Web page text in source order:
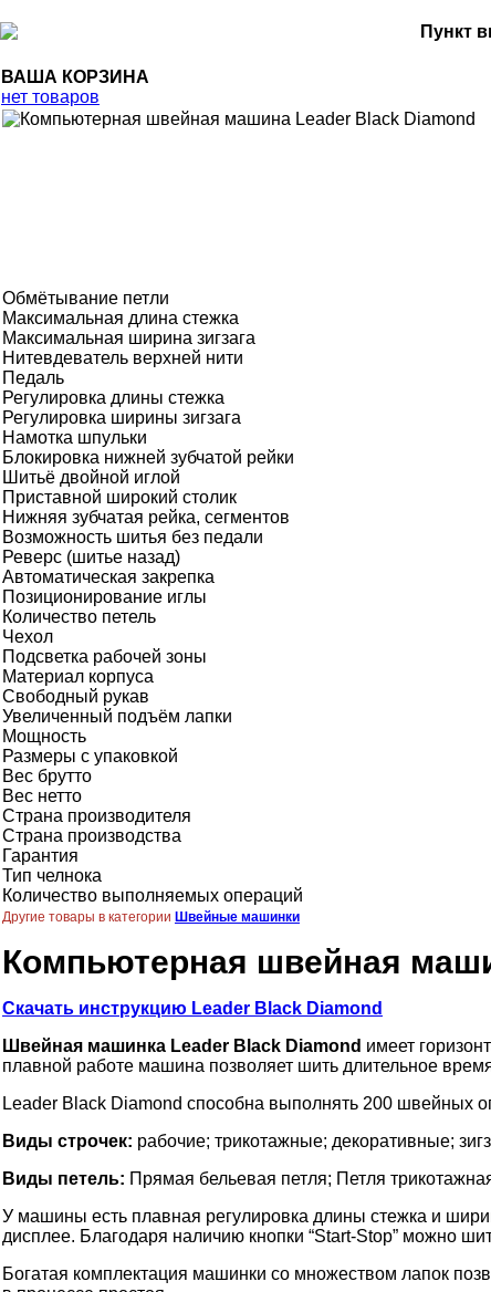
Пункт
ВАША КОРЗИНА
нет товаров
Обмётывание петли
Максимальная длина стежка
Максимальная ширина зигзага
Нитевдеватель верхней нити
Педаль
Регулировка длины стежка
Регулировка ширины зигзага
Намотка шпульки
Блокировка нижней зубчатой рейки
Шитьё двойной иглой
Приставной широкий столик
Нижняя зубчатая рейка, сегментов
Возможность шитья без педали
Реверс (шитье назад)
Автоматическая закрепка
Позиционирование иглы
Количество петель
Чехол
Подсветка рабочей зоны
Материал корпуса
Свободный рукав
Увеличенный подъём лапки
Мощность
Размеры с упаковкой
Вес брутто
Вес нетто
Страна производителя
Страна производства
Гарантия
Тип челнока
Количество выполняемых операций
Другие товары в категории Швейные машинки
Компьютерная швейная
Скачать инструкцию Leader Black Diamond
Швейная машинка Leader Black Diamond имеет
плавной работе машина позволяет шить длительное
Leader Black Diamond способна выполнять 200 швейных
Виды строчек: рабочие; трикотажные; декоративные;
Виды петель: Прямая бельевая петля; Петля
У машины есть плавная регулировка длины стежка и
дисплее. Благодаря наличию кнопки “Start-Stop” можно
Богатая комплектация машинки со множеством лапок